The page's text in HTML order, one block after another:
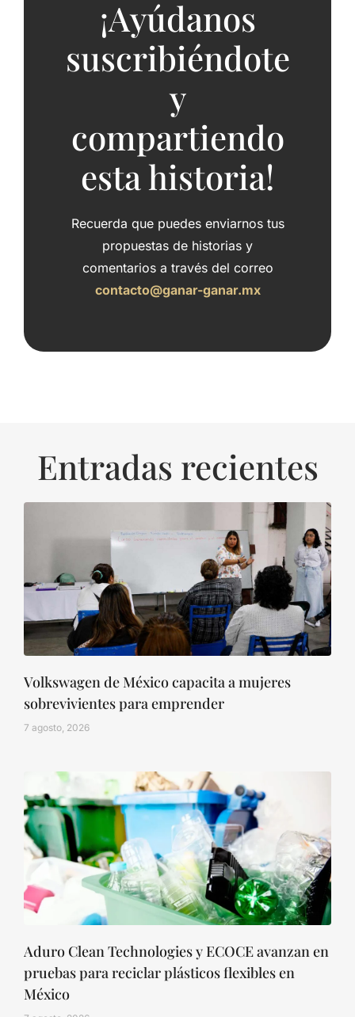
¡Ayúdanos
suscribiéndote
y
compartiendo
esta historia!
Recuerda que puedes enviarnos tus
propuestas de historias y
comentarios a través del correo
contacto@ganar-ganar.mx
Entradas recientes
Volkswagen de México capacita a mujeres
sobrevivientes para emprender
7 agosto, 2026
Aduro Clean Technologies y ECOCE avanzan en
pruebas para reciclar plásticos flexibles en
México